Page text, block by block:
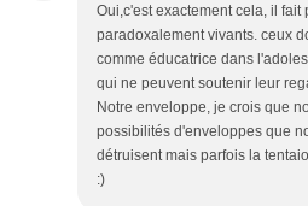
Oui,c'est exactement cela, il fait
paradoxalement vivants. ceux
comme éducatrice dans
qui ne peuvent soutenir leur
Notre enveloppe, je crois que
possibilités d'enveloppes que
détruisent mais parfois la
:)